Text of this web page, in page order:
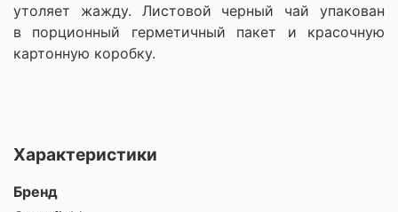
утоляет жажду. Листовой черный чай упакован
в порционный герметичный пакет и красочную
картонную коробку.
Характеристики
Бренд